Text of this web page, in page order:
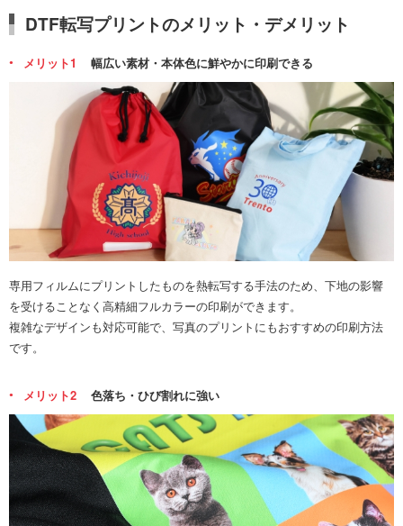
DTF転写プリントのメリット・デメリット
メリット1 幅広い素材・本体色に鮮やかに印刷できる
専用フィルムにプリントしたものを熱転写する手法のため、下地の影響
を受けることなく高精細フルカラーの印刷ができます。
複雑なデザインも対応可能で、写真のプリントにもおすすめの印刷方法
です。
メリット2 色落ち・ひび割れに強い